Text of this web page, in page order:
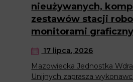
nieużywanych,
zestawów stacji
monitorami
17 lipca, 2026
Mazowiecka Jednostka
Unijnych zaprasza